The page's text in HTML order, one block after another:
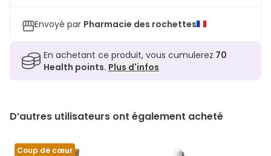
Envoyé par Pharmacie des rochettes
En achetant ce produit, vous cumulerez 70
Health points. Plus d'infos
D’autres utilisateurs ont également acheté
Coup de cœur